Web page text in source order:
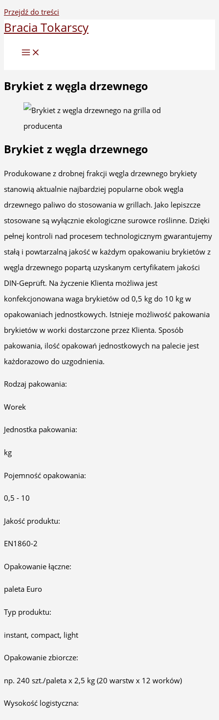
Przejdź do treści
Bracia Tokarscy
Brykiet z węgla drzewnego
Brykiet z węgla drzewnego
Produkowane z drobnej frakcji węgla drzewnego brykiety
stanowią aktualnie najbardziej popularne obok węgla
drzewnego paliwo do stosowania w grillach. Jako lepiszcze
stosowane są wyłącznie ekologiczne surowce roślinne. Dzięki
pełnej kontroli nad procesem technologicznym gwarantujemy
stałą i powtarzalną jakość w każdym opakowaniu brykietów z
węgla drzewnego popartą uzyskanym certyfikatem jakości
DIN-Geprüft. Na życzenie Klienta możliwa jest
konfekcjonowana waga brykietów od 0,5 kg do 10 kg w
opakowaniach jednostkowych. Istnieje możliwość pakowania
brykietów w worki dostarczone przez Klienta. Sposób
pakowania, ilość opakowań jednostkowych na palecie jest
każdorazowo do uzgodnienia.
Rodzaj pakowania:
Worek
Jednostka pakowania:
kg
Pojemność opakowania:
0,5 - 10
Jakość produktu:
EN1860-2
Opakowanie łączne:
paleta Euro
Typ produktu:
instant, compact, light
Opakowanie zbiorcze:
np. 240 szt./paleta x 2,5 kg (20 warstw x 12 worków)
Wysokość logistyczna: